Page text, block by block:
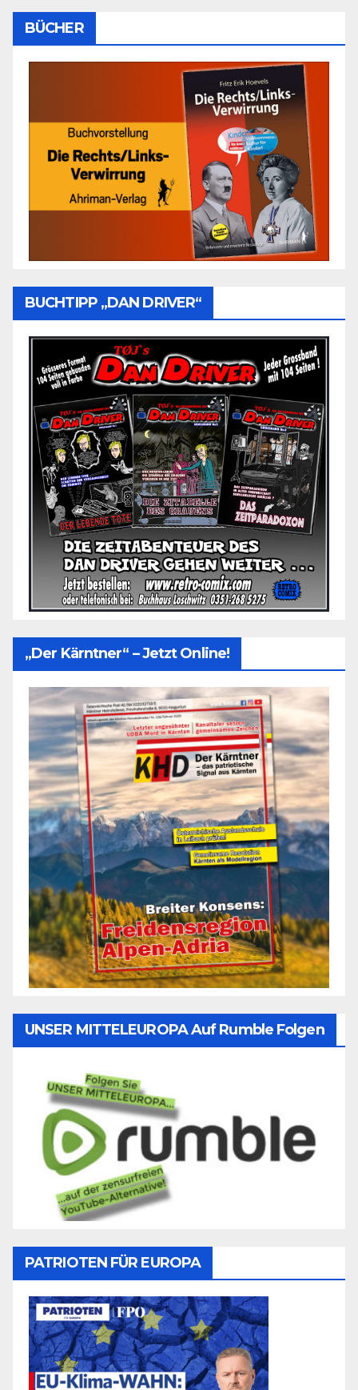
BÜCHER
BUCHTIPP „DAN DRIVER“
„Der Kärntner“ – Jetzt Online!
UNSER MITTELEUROPA Auf Rumble Folgen
PATRIOTEN FÜR EUROPA